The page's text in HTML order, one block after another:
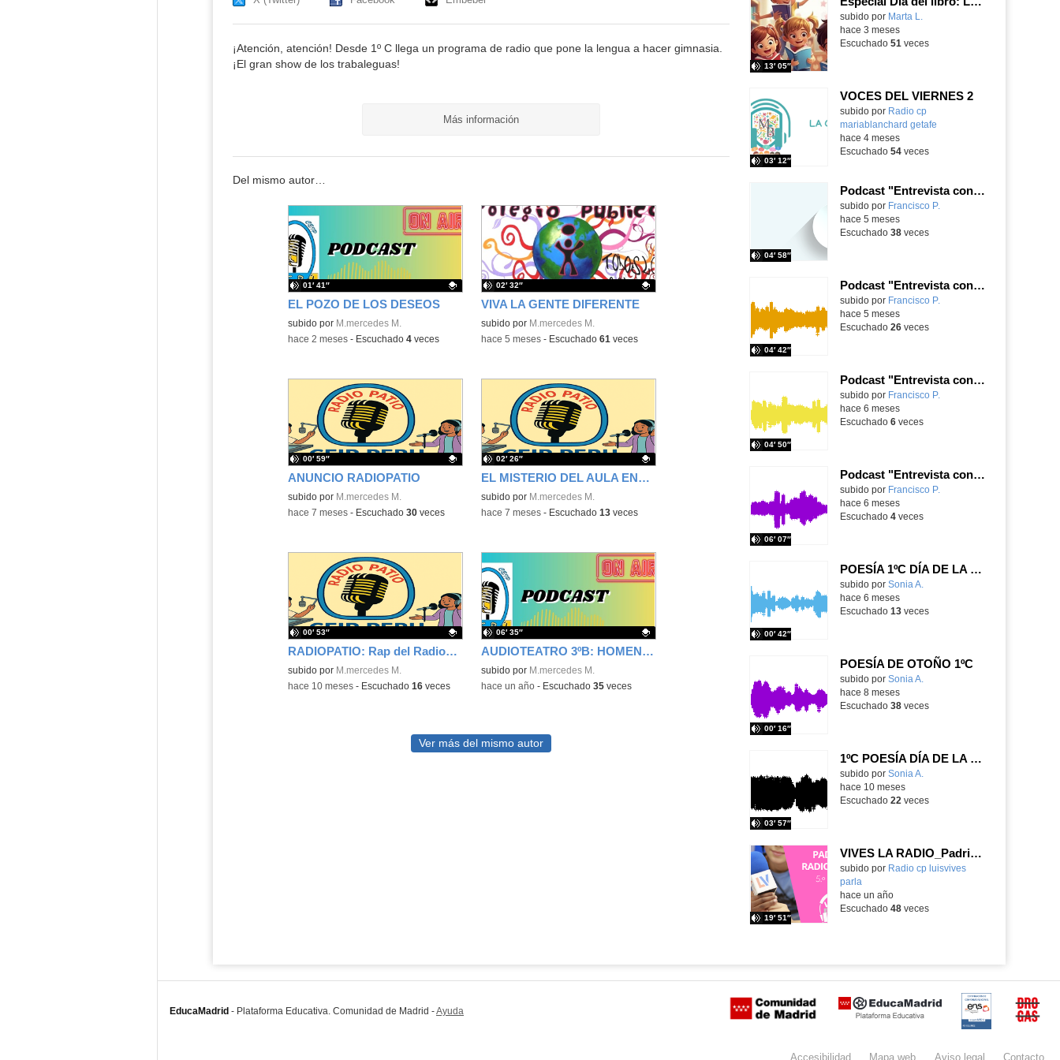
¡Atención, atención! Desde 1º C llega un programa de radio que pone la lengua a hacer gimnasia.
¡El gran show de los trabaleguas!
Más información
Del mismo autor…
EL POZO DE LOS DESEOS
Contenido educativo.
subido por M.mercedes M.
01′ 41″
-hace 2 meses- Escuchado 4veces
VIVA LA GENTE DIFERENTE
Contenido educativo.
subido por M.mercedes M.
02′ 32″
-hace 5 meses- Escuchado 61 veces
ANUNCIO RADIOPATIO
Contenido educativo.
subido por M.mercedes M.
00′ 59″
-hace 7 meses- Escuchado 30veces
EL MISTERIO DEL AULA ENCANTADA (RadiOpatio 5º)
Contenido educativo.
subido por M.mercedes M.
02′ 26″
-hace 7 meses- Escuchado 13veces
RADIOPATIO: Rap del Radiopatio
Contenido educativo.
subido por M.mercedes M.
00′ 53″
-hace 10 meses- Escuchado 16veces
AUDIOTEATRO 3ºB: HOMENAJE A MI MAESTRA
Contenido educativo.
subido por M.mercedes M.
06′ 35″
-hace un año- Escuchado 35veces
Ver más del mismo autor
subido por Marta L.
13′ 05″
hace 3 meses
Escuchado 51 veces
VOCES DEL VIERNES 2
subido por Radio cp
mariablanchard getafe
03′ 12″
hace 4 meses
Escuchado 54veces
Podcast "Entrevista con ... Jane Goodall" - Grupo 4
Contenido educativo.
subido por Francisco P.
04′ 58″
hace 5 meses
Escuchado 38veces
Podcast "Entrevista con... Gloria Fuertes" - Grupo 3
Contenido educativo.
subido por Francisco P.
04′ 42″
hace 5 meses
Escuchado 26veces
Podcast "Entrevista con... Félix Rodríguez de la Fuente" - Grupo 2
Contenido educativo.
subido por Francisco P.
04′ 50″
hace 6 meses
Escuchado 6veces
Podcast "Entrevista con ... Nicola Tesla" - Grupo 6
Contenido educativo.
subido por Francisco P.
06′ 07″
hace 6 meses
Escuchado 4veces
POESÍA 1ºC DÍA DE LA PAZ
Contenido educativo.
subido por Sonia A.
00′ 42″
hace 6 meses
Escuchado 13veces
POESÍA DE OTOÑO 1ºC
Contenido educativo.
subido por Sonia A.
00′ 16″
hace 8 meses
Escuchado 38veces
1ºC POESÍA DÍA DE LA BIBLIOTECA
Contenido educativo.
subido por Sonia A.
03′ 57″
hace 10 meses
Escuchado 22 veces
VIVES LA RADIO_Padrinos radiofónicos_5.º A y 1.º A
Contenido educativo.
subido por Radio cp luisvives
parla
19′ 51″
hace un año
Escuchado 48veces
EducaMadrid - Plataforma Educativa. Comunidad de Madrid -Ayuda Certificación Buzón
Accesibilidad Mapa web Avisolegal Contacto